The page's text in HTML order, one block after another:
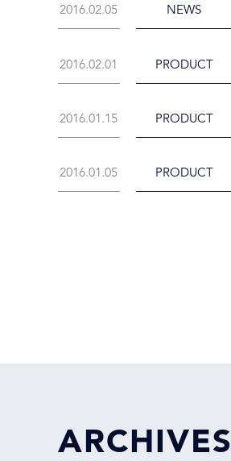
2016.02.05 NEWS
2016.02.01 PRODUCT
2016.01.15 PRODUCT
2016.01.05 PRODUCT
ARCHIVES